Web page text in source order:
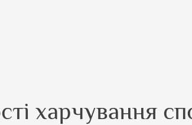
харчування